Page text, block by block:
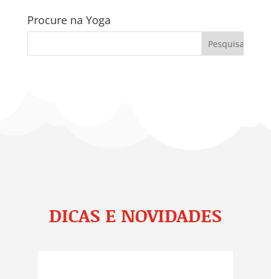
Procure na Yoga
DICAS E NOVIDADES